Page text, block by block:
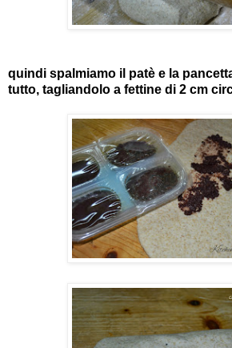
quindi spalmiamo il patè e la
tutto, tagliandolo a fettine di 2 cm